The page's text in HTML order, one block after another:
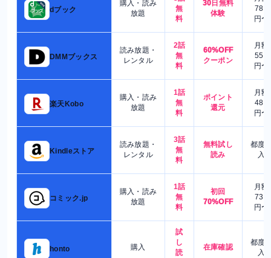
dブック
購入・読み
放題
無
料
30日無料
体験
780
円〜
DMMブックス
読み放題・
レンタル
2話
無
料
60%OFF
クーポン
月額
550
円〜
楽天Kobo
購入・読み
放題
1話
無
料
ポイント
還元
月額
480
円〜
Kindleストア
読み放題・
レンタル
3話
無
料
無料試し
読み
都度
入
コミック.jp
購入・読み
放題
1話
無
料
初回
70%OFF
月額
730
円〜
honto 購入
試
し
読
在庫確認
都度
入